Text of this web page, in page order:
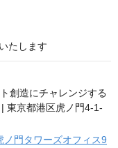
たします
門タワーズオフィス9